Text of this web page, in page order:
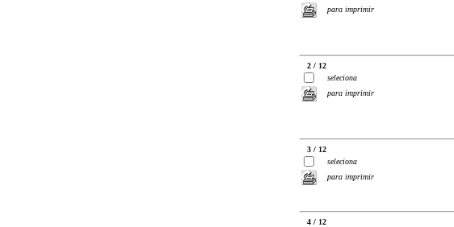
para imprimir
2 / 12
seleciona
para imprimir
3 / 12
seleciona
para imprimir
4 / 12